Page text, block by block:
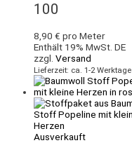
100
8,90 € pro Meter
Enthält 19% MwSt. DE
zzgl. Versand
Lieferzeit: ca. 1-2 Werktage
Ausverkauft